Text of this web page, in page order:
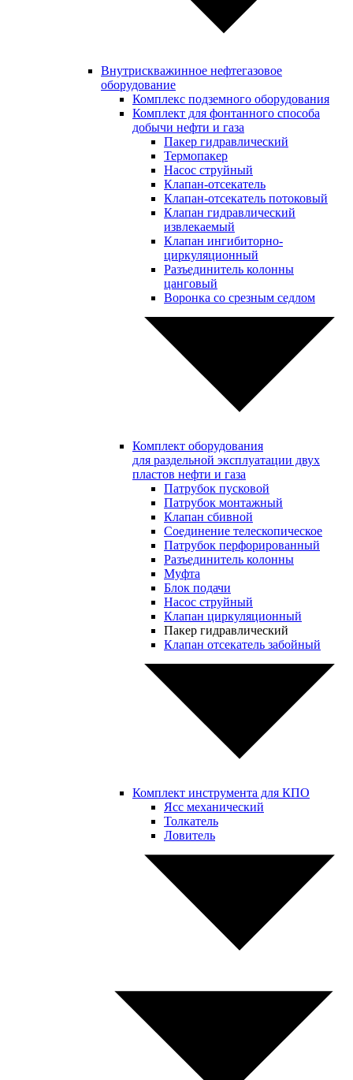
Внутрискважинное нефтегазовое
оборудование
Комплекс подземного оборудования
Комплект для фонтанного способа
добычи нефти и газа
Пакер гидравлический
Термопакер
Насос струйный
Клапан-отсекатель
Клапан-отсекатель потоковый
Клапан гидравлический
извлекаемый
Клапан ингибиторно-
циркуляционный
Разъединитель колонны
цанговый
Воронка со срезным седлом
Комплект оборудования
для раздельной эксплуатации двух
пластов нефти и газа
Патрубок пусковой
Патрубок монтажный
Клапан сбивной
Соединение телескопическое
Патрубок перфорированный
Разъединитель колонны
Муфта
Блок подачи
Насос струйный
Клапан циркуляционный
Пакер гидравлический
Клапан отсекатель забойный
Комплект инструмента для КПО
Ясс механический
Толкатель
Ловитель